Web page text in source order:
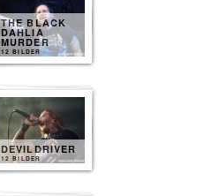
THE BLACK
DAHLIA
MURDER
12 BILDER
DEVILDRIVER
12 BILDER